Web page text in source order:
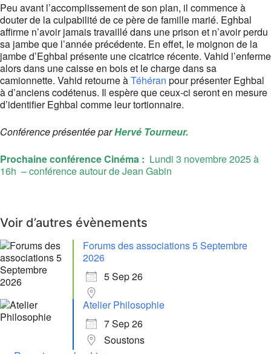
Peu avant l’accomplissement de son plan, il commence à
douter de la culpabilité de ce père de famille marié. Eghbal
affirme n’avoir jamais travaillé dans une prison et n’avoir perdu
sa jambe que l’année précédente. En effet, le moignon de la
jambe d’Eghbal présente une cicatrice récente. Vahid l’enferme
alors dans une caisse en bois et le charge dans sa
camionnette. Vahid retourne àTéhéran pour présenter Eghbal
à d’anciens codétenus. Il espère que ceux-ci seront en mesure
d’identifier Eghbal comme leur tortionnaire.
Conférence présentée parHervé Tourneur.
Prochaine conférence Cinéma : Lundi 3 novembre 2025 à
16h – conférence autour de Jean Gabin
Voir d’autres évènements
Forums des associations 5 Septembre
2026
5 Sep 26
Atelier Philosophie
7 Sep 26
Soustons